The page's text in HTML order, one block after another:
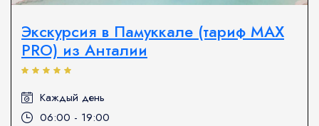
Экскурсия в Памуккале (тариф MAX
PRO) из Анталии
Каждый день
06:00 - 19:00